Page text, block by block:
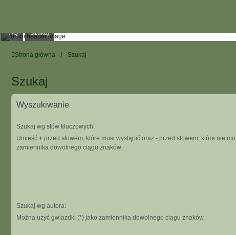
FAQ Szukaj
Strona główna Szukaj
Szukaj
Wyszukiwanie
Szukaj wg słów kluczowych:
Umieść + przed słowem, które musi wystąpić oraz - przed słowem, które nie
zamiennika dowolnego ciągu znaków.
Szukaj wg autora:
Można użyć gwiazdki (*) jako zamiennika dowolnego ciągu znaków.